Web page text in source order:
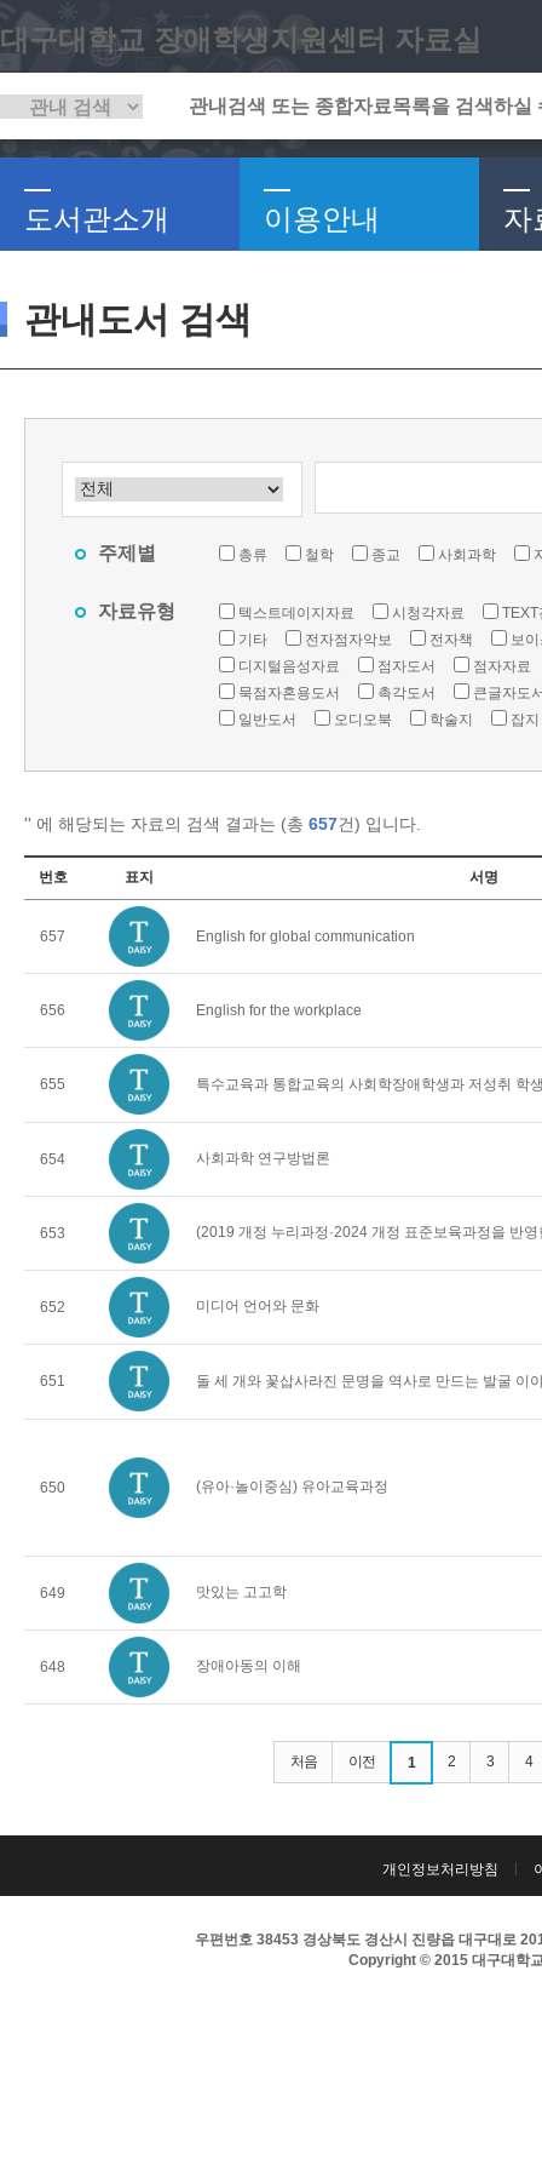
대구대학교 장애학생지원센터 자료실
도서관소개 이용안내 자
관내도서 검색
주제별 총류 철학 종교 사회과학
자료유형 텍스트데이지자료 시청각자료
TEXT
기타
전자점자악보 전자책
보
디지털음성자료
점자도서
점자자료
묵점자혼용도서
촉각도서
큰글자도
일반도서
오디오북 학술지 잡지
'' 에 해당되는 자료의 검색 결과는 (총 657건) 입니다.
번호 표지 서명
657 English for global communication
656 English for the workplace
655 특수교육과 통합교육의 사회학장애학생과 저성취 학
654 사회과학 연구방법론
653 (2019 개정 누리과정·2024 개정 표준보육과정을 반
652 미디어 언어와 문화
651 돌 세 개와 꽃삽사라진 문명을 역사로 만드는 발굴 이
650 (유아·놀이중심) 유아교육과정
649 맛있는 고고학
648 장애아동의 이해
처음 이전 1 2 3 4
개인정보처리방침
우편번호 38453 경상북도 경산시 진량읍 대구대로
Copyright © 2015 대구대학